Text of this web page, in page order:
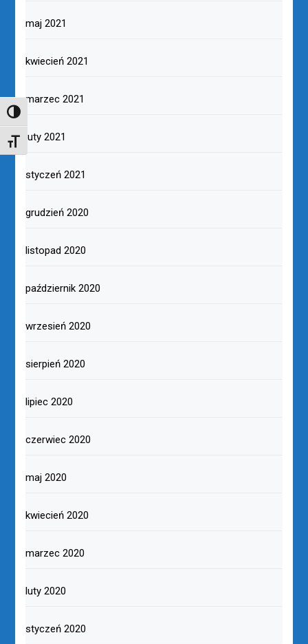
TOGGLE HIGH CONTRAST
TOGGLE FONT SIZE
maj 2021
kwiecień 2021
marzec 2021
luty 2021
styczeń 2021
grudzień 2020
listopad 2020
październik 2020
wrzesień 2020
sierpień 2020
lipiec 2020
czerwiec 2020
maj 2020
kwiecień 2020
marzec 2020
luty 2020
styczeń 2020